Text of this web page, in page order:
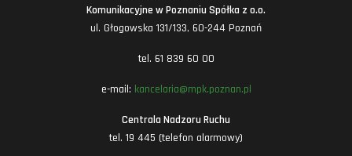
Komunikacyjne w Poznaniu Spółka z o.o.
ul. Głogowska 131/133, 60-244 Poznań
tel. 61 839 60 00
e-mail: kancelaria@mpk.poznan.pl
Centrala Nadzoru Ruchu
tel. 19 445 (telefon alarmowy)